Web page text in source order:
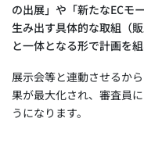
の出展」や「新たなECモ
生み出す具体的な取組（
と一体となる形で計画を
展示会等と連動させるか
果が最大化され、審査員
うになります。